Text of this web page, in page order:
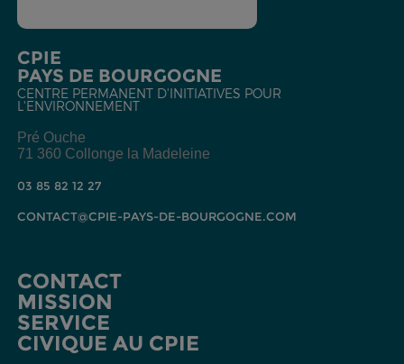
CPIE
PAYS DE BOURGOGNE
CENTRE PERMANENT D'INITIATIVES POUR
L'ENVIRONNEMENT
Pré Ouche
71 360 Collonge la Madeleine
03 85 82 12 27
CONTACT@CPIE-PAYS-DE-BOURGOGNE.COM
CONTACT
MISSION
SERVICE
CIVIQUE AU CPIE